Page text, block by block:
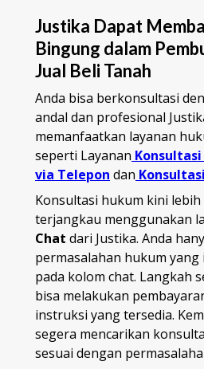
Justika Dapat
Bingung dalam
Jual Beli Tanah
Anda bisa berkonsultasi
andal dan profesional
memanfaatkan layanan
seperti Layanan
via Telepon dan
Konsultasi hukum kini lebih
terjangkau menggunakan
Chat dari Justika. Anda
permasalahan hukum
pada kolom chat. Langkah
bisa melakukan
instruksi yang tersedia.
segera mencarikan
sesuai dengan